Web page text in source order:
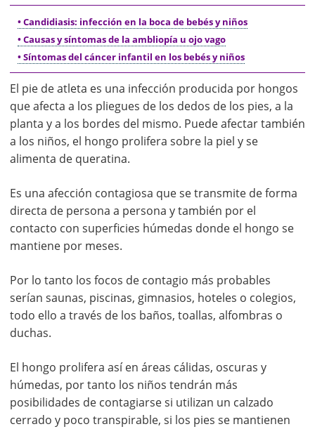
• Candidiasis: infección en la boca de bebés y niños
• Causas y síntomas de la ambliopía u ojo vago
• Síntomas del cáncer infantil en los bebés y niños
El pie de atleta es una infección producida por hongos
que afecta a los pliegues de los dedos de los pies, a la
planta y a los bordes del mismo. Puede afectar también
a los niños, el hongo prolifera sobre la piel y se
alimenta de queratina.
Es una afección contagiosa que se transmite de forma
directa de persona a persona y también por el
contacto con superficies húmedas donde el hongo se
mantiene por meses.
Por lo tanto los focos de contagio más probables
serían saunas, piscinas, gimnasios, hoteles o colegios,
todo ello a través de los baños, toallas, alfombras o
duchas.
El hongo prolifera así en áreas cálidas, oscuras y
húmedas, por tanto los niños tendrán más
posibilidades de contagiarse si utilizan un calzado
cerrado y poco transpirable, si los pies se mantienen